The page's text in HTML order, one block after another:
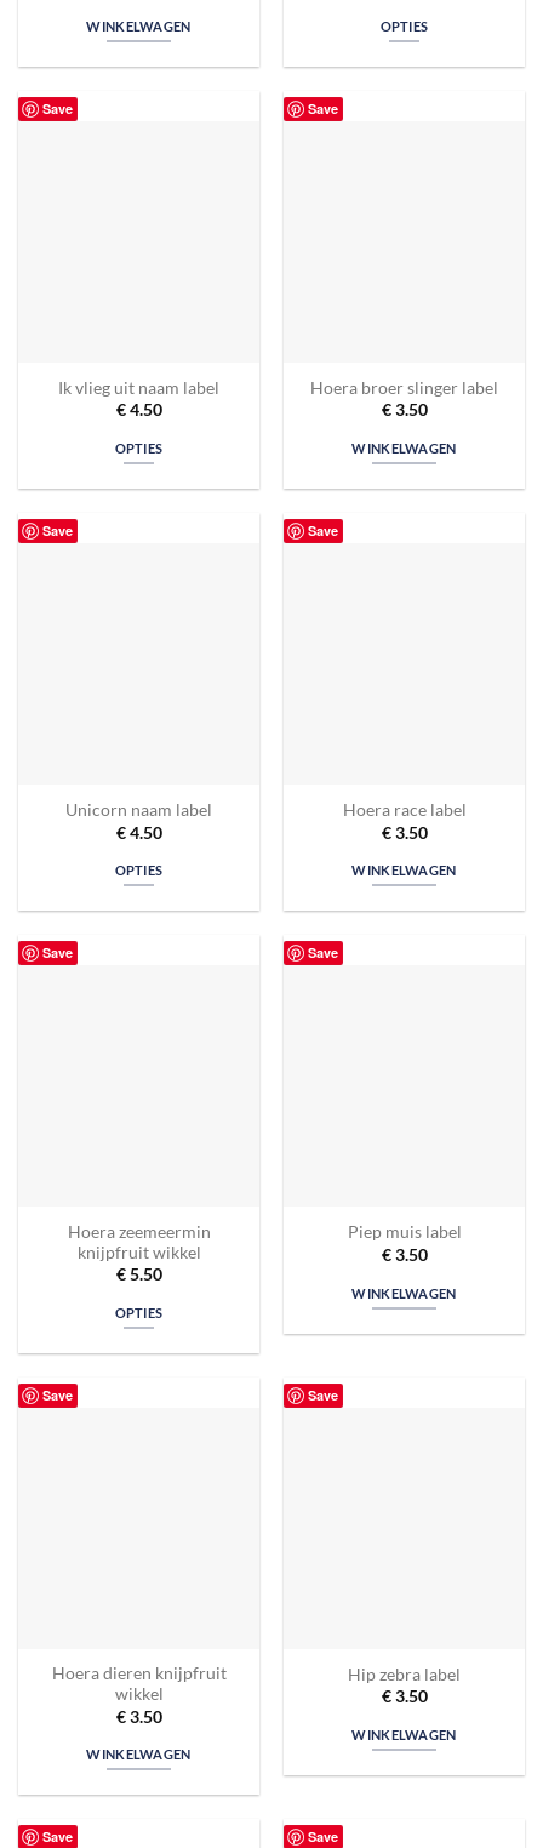
WINKELWAGEN OPTIES
Save
Ik vlieg uit naam label
€4.50
OPTIES
Save
Hoera broer slinger label
€3.50
WINKELWAGEN
Save
Unicorn naam label
€4.50
OPTIES
Save
Hoera race label
€3.50
WINKELWAGEN
Save
Hoera zeemeermin
knijpfruit wikkel
€5.50
OPTIES
Save
Piep muis label
€3.50
WINKELWAGEN
Save
Hoera dieren knijpfruit
wikkel
€3.50
WINKELWAGEN
Save
Hip zebra label
€3.50
WINKELWAGEN
Save Save